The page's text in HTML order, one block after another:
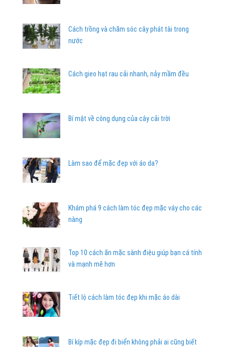
Cách trồng và chăm sóc cây phát tài trong
nước
Cách gieo hạt rau cải nhanh, nảy mầm đều
Bí mật về công dụng của cây cải trời
Làm sao để mặc đẹp với áo da?
Khám phá 9 cách làm tóc đẹp mặc váy cho các
nàng
Top 10 cách ăn mặc sành điệu giúp bạn cá tính
và mạnh mẽ hơn
Tiết lộ cách làm tóc đẹp khi mặc áo dài
Bí kíp mặc đẹp đi biển không phải ai cũng biết